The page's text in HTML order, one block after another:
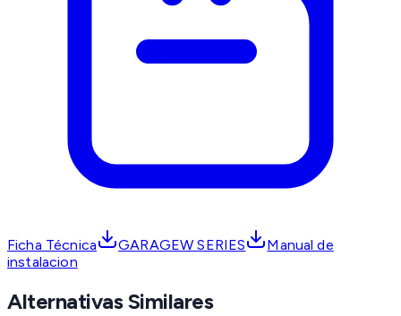
Ficha Técnica GARAGEW SERIES
Manual de
instalacion
Alternativas Similares